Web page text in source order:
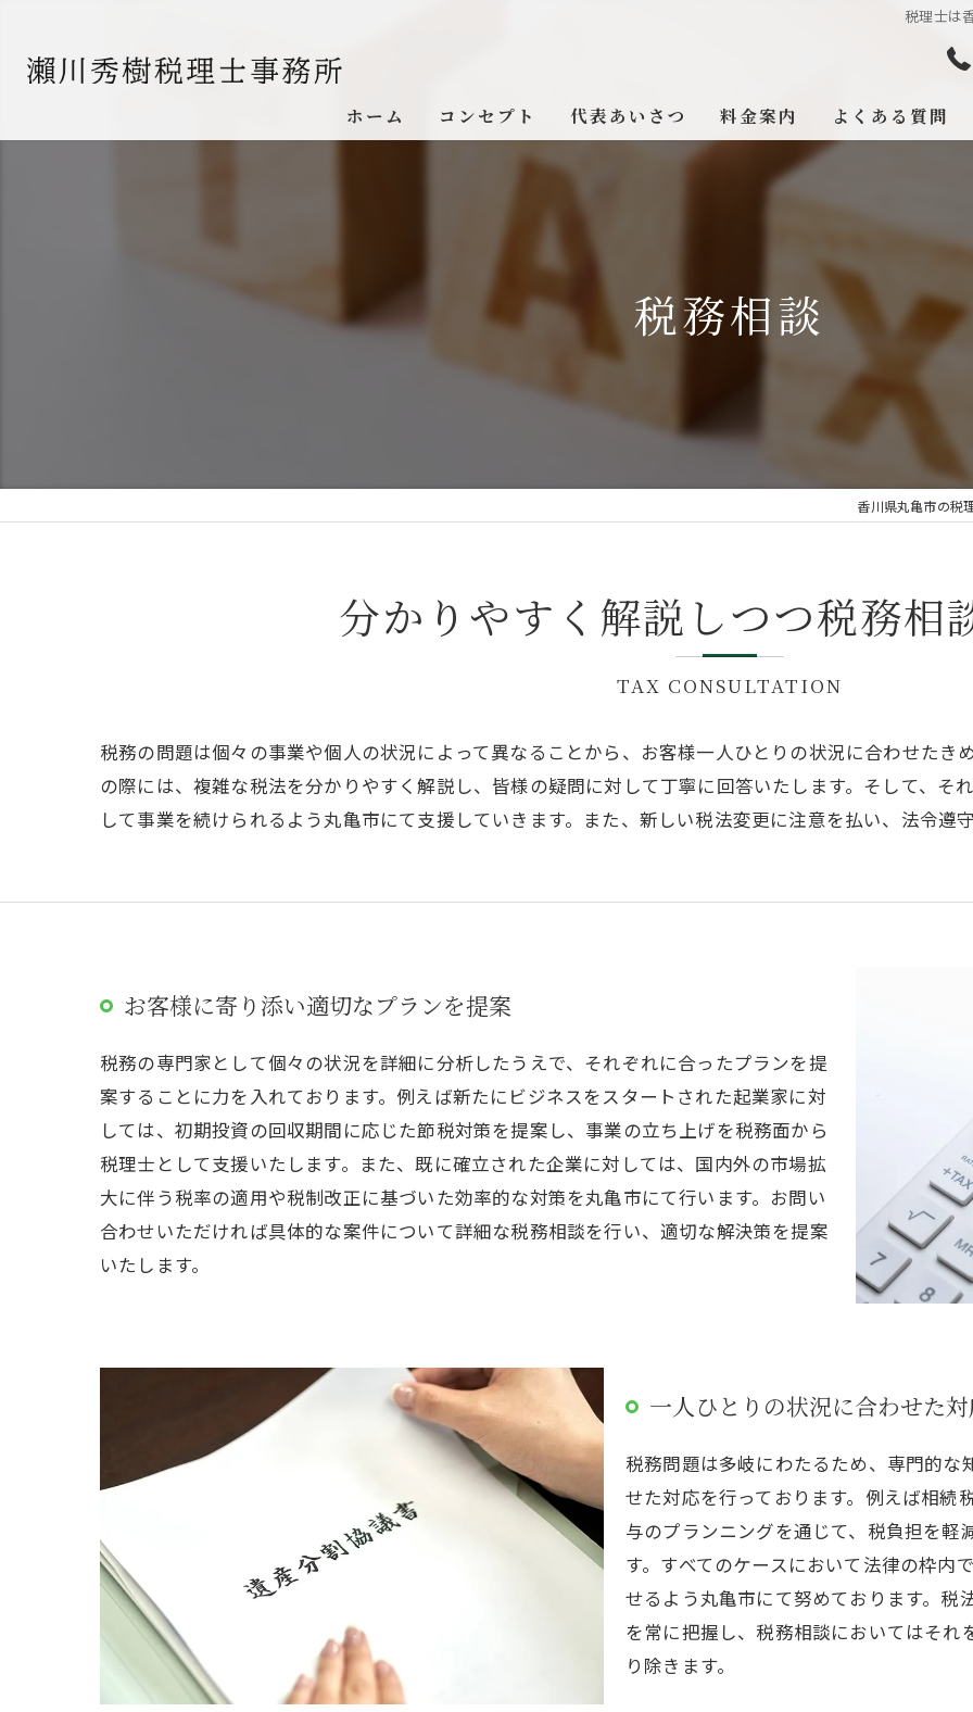
税理士は
ホーム コンセプト 代表あいさつ 料金案内 よくある質問
税務相談
香川県丸亀市の税
分かりやすく解説しつつ税務相
TAX CONSULTATION
税務の問題は個々の事業や個人の状況によって異なることから、お客様一人ひとりの状況に合わせたき
の際には、複雑な税法を分かりやすく解説し、皆様の疑問に対して丁寧に回答いたします。そして、そ
して事業を続けられるよう丸亀市にて支援していきます。また、新しい税法変更に注意を払い、法令遵
お客様に寄り添い適切なプランを提案
税務の専門家として個々の状況を詳細に分析したうえで、それぞれに合ったプランを提
案することに力を入れております。例えば新たにビジネスをスタートされた起業家に対
しては、初期投資の回収期間に応じた節税対策を提案し、事業の立ち上げを税務面から
税理士として支援いたします。また、既に確立された企業に対しては、国内外の市場拡
大に伴う税率の適用や税制改正に基づいた効率的な対策を丸亀市にて行います。お問い
合わせいただければ具体的な案件について詳細な税務相談を行い、適切な解決策を提案
いたします。
一人ひとりの状況に合わせた
税務問題は多岐にわたるため、専門的
せた対応を行っております。例えば相続
与のプランニングを通じて、税負担を
す。すべてのケースにおいて法律の枠内
せるよう丸亀市にて努めております。
を常に把握し、税務相談においてはそ
り除きます。